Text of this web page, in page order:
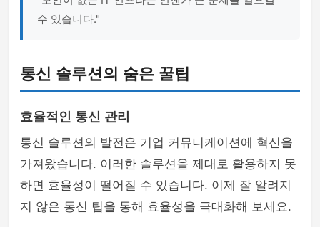
수 있습니다."
통신 솔루션의 숨은 꿀팁
효율적인 통신 관리
통신 솔루션의 발전은 기업 커뮤니케이션에 혁신을
가져왔습니다. 이러한 솔루션을 제대로 활용하지 못
하면 효율성이 떨어질 수 있습니다. 이제 잘 알려지
지 않은 통신 팁을 통해 효율성을 극대화해 보세요.